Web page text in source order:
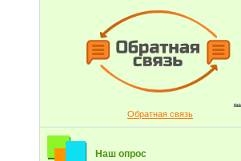
Обратная связь
Наш опрос